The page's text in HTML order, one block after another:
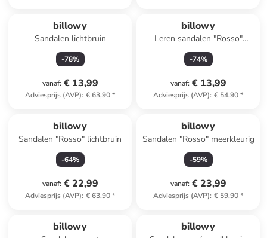
billowy
Sandalen lichtbruin
-78%
vanaf: € 13,99
Adviesprijs (AVP): € 63,90*
billowy
Leren sandalen "Rosso"
zilverkleurig
-74%
vanaf: € 13,99
Adviesprijs (AVP): € 54,90*
billowy
Sandalen "Rosso" lichtbruin
-64%
vanaf: € 22,99
Adviesprijs (AVP): € 63,90*
billowy
Sandalen "Rosso" meerkleurig
-59%
vanaf: € 23,99
Adviesprijs (AVP): € 59,90*
billowy billowy